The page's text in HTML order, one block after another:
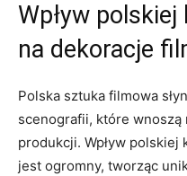
Wpływ
⁣na dekoracje
Polska sztuka filmowa
scenografii, które
produkcji. Wpływ
jest ⁣ogromny, tworząc